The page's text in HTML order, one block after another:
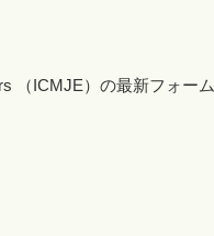
（ICMJE）の最新フォーム